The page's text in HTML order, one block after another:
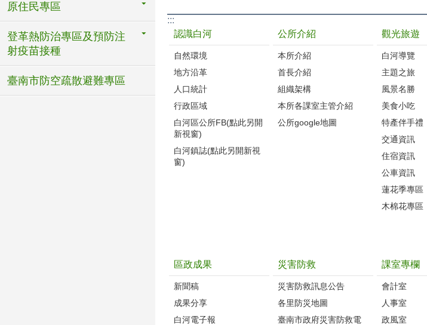
原住民專區
登革熱防治專區及預防注
射疫苗接種
臺南市防空疏散避難專區
:::
認識白河
自然環境
地方沿革
人口統計
行政區域
白河區公所FB(點此另開
新視窗)
白河鎮誌(點此另開新視
窗)
公所介紹
本所介紹
首長介紹
組織架構
本所各課室主管介紹
公所google地圖
觀光旅遊
白河導覽
主題之旅
風景名勝
美食小吃
特產伴手禮
交通資訊
住宿資訊
公車資訊
蓮花季專區
木棉花專區
區政成果
新聞稿
成果分享
白河電子報
災害防救
災害防救訊息公告
各里防災地圖
臺南市政府災害防救電
課室專欄
會計室
人事室
政風室